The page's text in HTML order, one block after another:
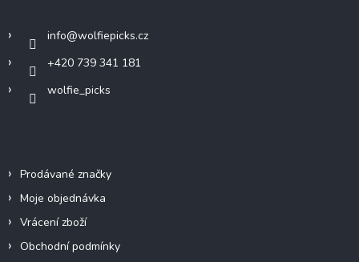
info@wolfiepicks.cz
+420 739 341 181
wolfie_picks
Prodávané značky
Moje objednávka
Vrácení zboží
Obchodní podmínky